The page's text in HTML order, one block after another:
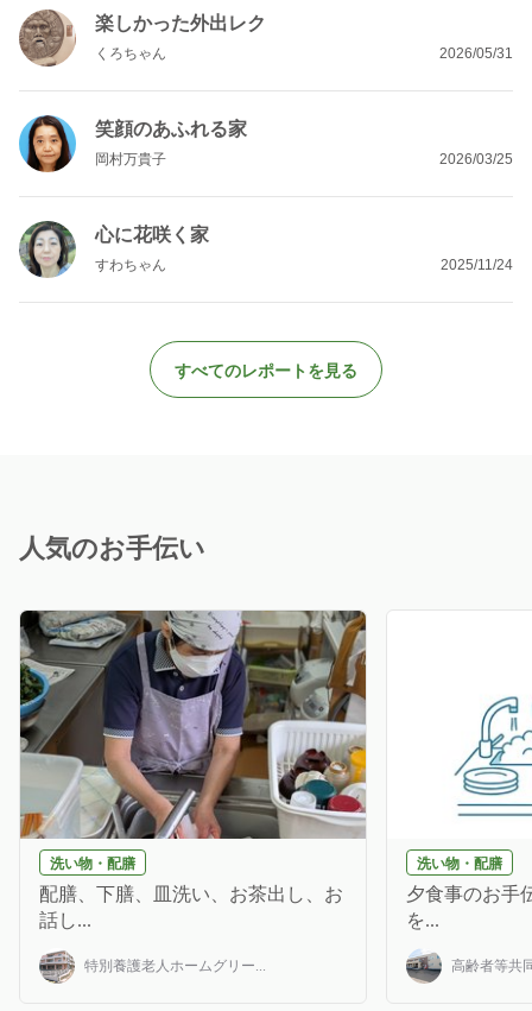
楽しかった外出レク
くろちゃん 2026/05/31
笑顔のあふれる家
岡村万貴子 2026/03/25
心に花咲く家
すわちゃん 2025/11/24
すべてのレポートを見る
人気のお手伝い
洗い物・配膳
配膳、下膳、皿洗い、お茶出し、お
話し...
特別養護老人ホームグリー...
洗い物・配膳
夕食事のお手
を...
高齢者等共